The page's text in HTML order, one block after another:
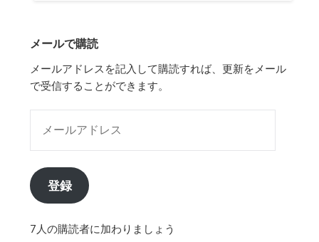
メールで購読
メールアドレスを記入して購読すれば、更新をメール
で受信することができます。
登録
7人の購読者に加わりましょう